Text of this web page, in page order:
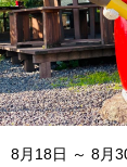
8月18日 ～ 8月